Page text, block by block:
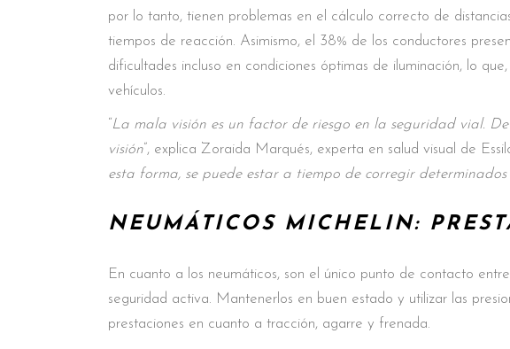
por lo tanto, tienen problemas en el cálculo correcto de
tiempos de reacción. Asimismo, el 38% de los conductores
dificultades incluso en condiciones óptimas de iluminación, lo
vehículos.
“La mala visión es un factor de riesgo en la seguridad vial.
visión”, explica Zoraida Marqués, experta en salud visual de
esta forma, se puede estar a tiempo de corregir
NEUMÁTICOS MICHELIN:
En cuanto a los neumáticos, son el único punto de contacto
seguridad activa. Mantenerlos en buen estado y utilizar las
prestaciones en cuanto a tracción, agarre y frenada.